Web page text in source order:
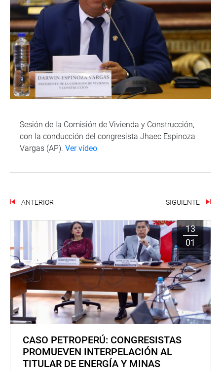
Sesión de la Comisión de Vivienda y Construcción,
con la conducción del congresista Jhaec Espinoza
Vargas (AP). Ver vídeo
ANTERIOR SIGUIENTE
13
01
CASO PETROPERÚ: CONGRESISTAS
PROMUEVEN INTERPELACIÓN AL
TITULAR DE ENERGÍA Y MINAS